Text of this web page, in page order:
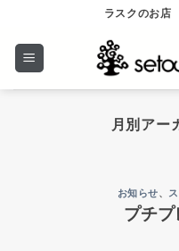
content
ラスクのお店
月別アー
お知らせ、
プチ